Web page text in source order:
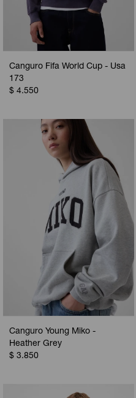
Canguro Fifa World Cup - Usa
173
$ 4.550
Canguro Young Miko -
Heather Grey
$ 3.850